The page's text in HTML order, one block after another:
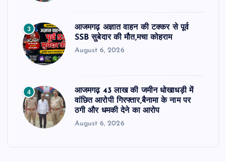
3
आजमगढ़ अज्ञात वाहन की टक्कर से पूर्व
SSB सुबेदार की मौत,मचा कोहराम
August 6, 2026
4
आजमगढ़ 43 लाख की जमीन धोखाधड़ी में
वांछित आरोपी गिरफ्तार,बैनामा के नाम पर
ठगी और धमकी देने का आरोप
August 6, 2026